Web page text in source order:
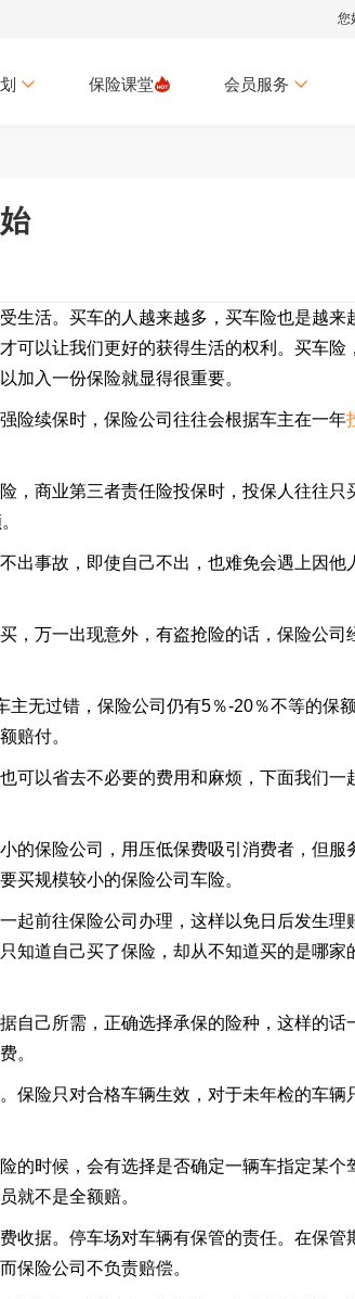
您
保险课堂 会员服务
活。买车的人越来越多，买车险也是越来
可以让我们更好的获得生活的权利。买车险
加入一份保险就显得很重要。
险续保时，保险公司往往会根据车主在一年
商业第三者责任险投保时，投保人往往只
出事故，即使自己不出，也难免会遇上因他
万一出现意外，有盗抢险的话，保险公司
主无过错，保险公司仍有5％-20％不等的保
赔付。
以省去不必要的费用和麻烦，下面我们一
保险公司，用压低保费吸引消费者，但服
买规模较小的保险公司车险。
前往保险公司办理，这样以免日后发生理
知道自己买了保险，却从不知道买的是哪家
己所需，正确选择承保的险种，这样的话
。
险只对合格车辆生效，对于未年检的车辆
时候，会有选择是否确定一辆车指定某个
就不是全额赔。
据。停车场对车辆有保管的责任。在保管
保险公司不负责赔偿。